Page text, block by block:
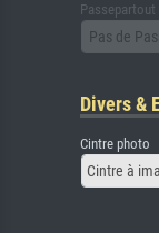
Passepartout
Pas de
Divers &
Cintre photo
Cintre à